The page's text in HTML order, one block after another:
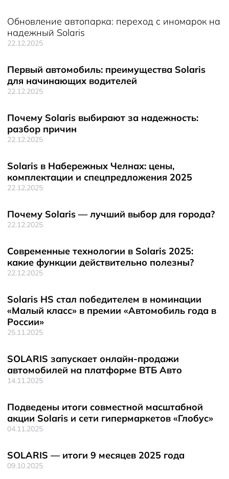
Обновление автопарка: переход с иномарок на
надежный Solaris
22.12.2025
Первый автомобиль: преимущества Solaris
для начинающих водителей
22.12.2025
Почему Solaris выбирают за надежность:
разбор причин
22.12.2025
Solaris в Набережных Челнах: цены,
комплектации и спецпредложения 2025
22.12.2025
Почему Solaris — лучший выбор для города?
22.12.2025
Современные технологии в Solaris 2025:
какие функции действительно полезны?
22.12.2025
Solaris HS стал победителем в номинации
«Малый класс» в премии «Автомобиль года в
России»
25.11.2025
SOLARIS запускает онлайн-продажи
автомобилей на платформе ВТБ Авто
14.11.2025
Подведены итоги совместной масштабной
акции Solaris и сети гипермаркетов «Глобус»
04.11.2025
SOLARIS — итоги 9 месяцев 2025 года
09.10.2025